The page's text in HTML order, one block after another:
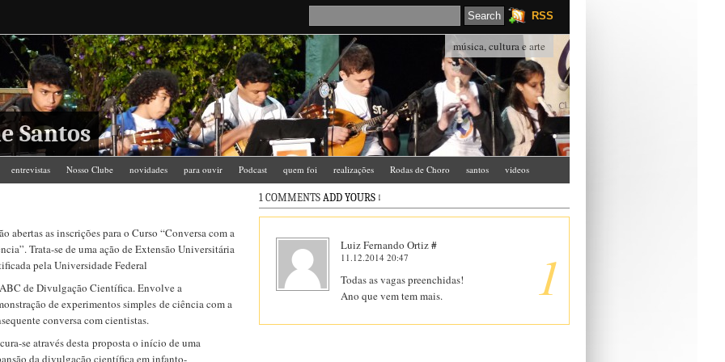
RSS
Santos
música, cultura e arte
entrevistas Nosso Clube novidades para ouvir Podcast quem foi realizações Rodas de Choro santos
videos
abertas as inscrições para o Curso “Conversa com a
Trata-se de uma ação de Extensão Universitária
pela Universidade Federal
de Divulgação Científica. Envolve a
de experimentos simples de ciência com a
conversa com cientistas.
se através desta proposta o início de uma
da divulgação científica em infanto-
1 COMMENTS ADD YOURS ↓
Luiz Fernando Ortiz#
11.12.2014 20:47 1
Todas as vagas preenchidas!
Ano que vem tem mais.